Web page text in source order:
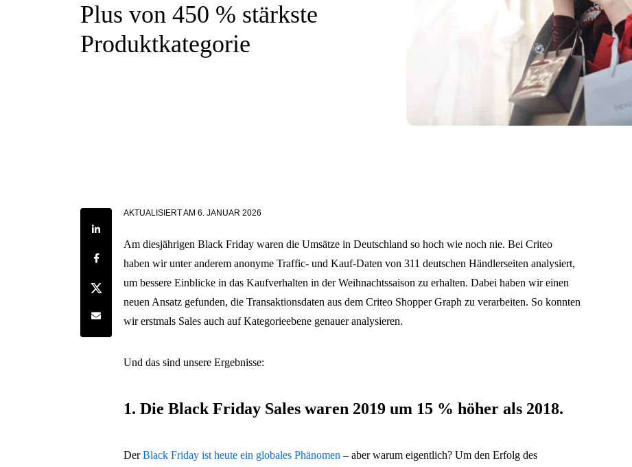
Plus von 450 % stärkste
Produktkategorie
Share on LinkedIn
Share on Facebook
Share on Twitter
Share by e-mail
AKTUALISIERT AM 6. JANUAR 2026
Am diesjährigen Black Friday waren die Umsätze in Deutschland so hoch wie noch nie. Bei Criteo
haben wir unter anderem anonyme Traffic- und Kauf-Daten von 311 deutschen Händlerseiten analysiert,
um bessere Einblicke in das Kaufverhalten in der Weihnachtssaison zu erhalten. Dabei haben wir einen
neuen Ansatz gefunden, die Transaktionsdaten aus dem Criteo Shopper Graph zu verarbeiten. So konnten
wir erstmals Sales auch auf Kategorieebene genauer analysieren.
Und das sind unsere Ergebnisse:
1. Die Black Friday Sales waren 2019 um 15 % höher als 2018.
DerBlack Friday ist heute ein globales Phänomen– aber warum eigentlich? Um den Erfolg des